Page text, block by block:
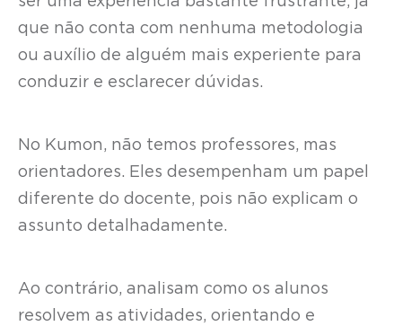
que não conta com nenhuma metodologia
ou auxílio de alguém mais experiente para
conduzir e esclarecer dúvidas.
No Kumon, não temos professores, mas
orientadores. Eles desempenham um papel
diferente do docente, pois não explicam o
assunto detalhadamente.
Ao contrário, analisam como os alunos
resolvem as atividades, orientando e